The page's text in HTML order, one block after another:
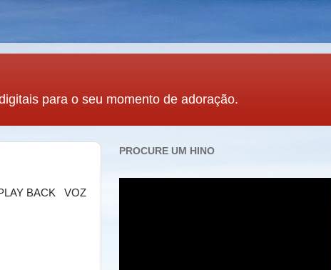
para o seu momento de adoração.
BACK VOZ
PROCURE UM HINO